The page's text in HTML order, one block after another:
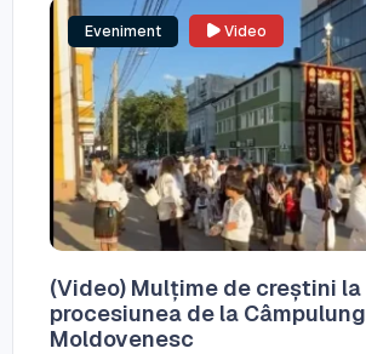
Eveniment Video
(Video) Mulțime de creștini la
procesiunea de la Câmpulung
Moldovenesc